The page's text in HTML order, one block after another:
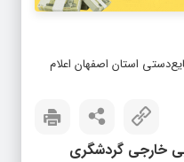
استان اصفهان اعلام
خارجی گردشگری